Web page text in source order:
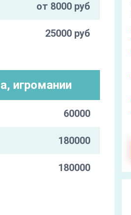
от 8000 руб
25000 руб
игромании
60000
180000
180000